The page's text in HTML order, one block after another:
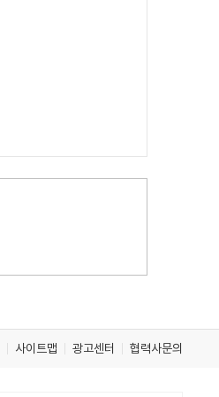
사이트맵 광고센터 협력사문의